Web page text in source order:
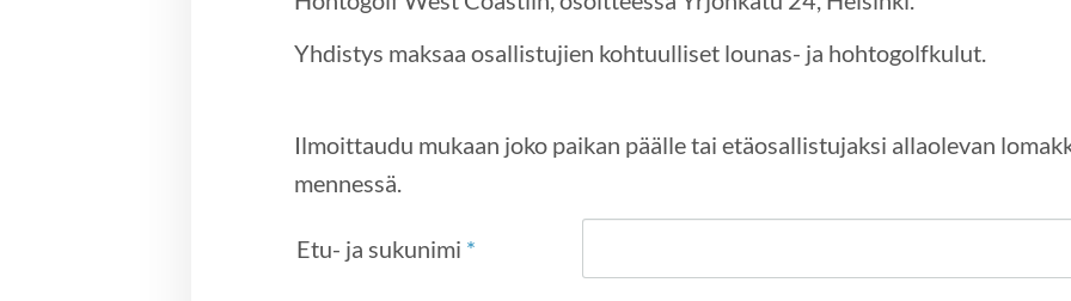
Yhdistys maksaa osallistujien kohtuulliset lounas- ja hohtogolfkulut.
Ilmoittaudu mukaan joko paikan päälle tai etäosallistujaksi allaolevan
mennessä.
Etu- ja sukunimi *